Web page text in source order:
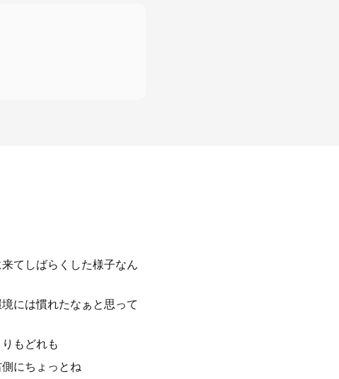
てしばらくした様子なん
には慣れたなぁと思って
もどれも
にちょっとね